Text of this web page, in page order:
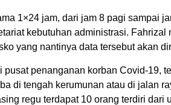
1×24 jam, dari jam 8 pagi sampai
kebutuhan administrasi. Fahrizal
yang nantinya data tersebut akan
penanganan korban Covid-19,
di tengah kerumunan atau di jalan
regu terdapat 10 orang terdiri dari